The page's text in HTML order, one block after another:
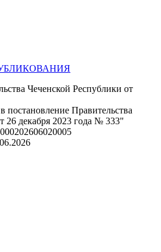
Чеченской Республики от
Правительства
26 декабря 2023 года № 333"